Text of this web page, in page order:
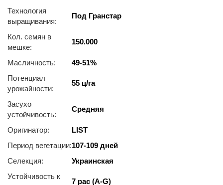
Технология
выращивания:
Под Гранстар
Кол. семян в
мешке:
150.000
Масличность:
49-51%
Потенциал
урожайности:
55 ц/га
3acуxo
уcтoйчивocть:
Средняя
Оригинатор:
LIST
Период вегетации:107-109 дней
Селекция:
Украинская
Устойчивость к
7 рас (A-G)